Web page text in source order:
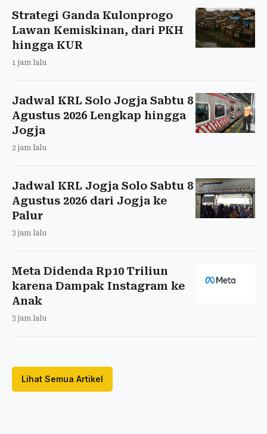
Strategi Ganda Kulonprogo
Lawan Kemiskinan, dari PKH
hingga KUR
1 jam lalu
Jadwal KRL Solo Jogja Sabtu 8
Agustus 2026 Lengkap hingga
Jogja
2 jam lalu
Jadwal KRL Jogja Solo Sabtu 8
Agustus 2026 dari Jogja ke
Palur
3 jam lalu
Meta Didenda Rp10 Triliun
karena Dampak Instagram ke
Anak
3 jam lalu
Lihat Semua Artikel